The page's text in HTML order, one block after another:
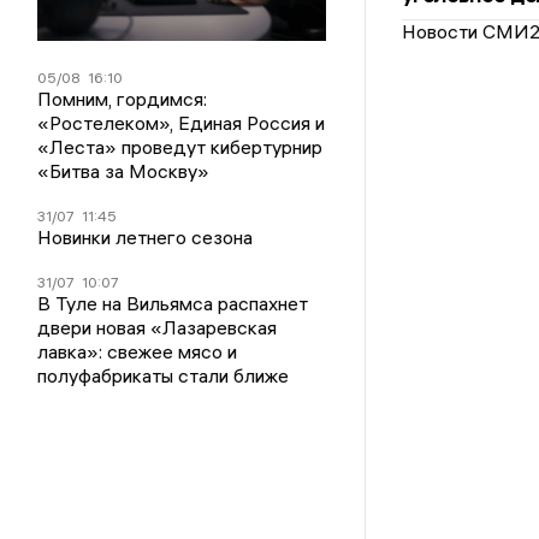
05/08 16:10
Помним, гордимся:
«Ростелеком», Единая Россия и
«Леста» проведут кибертурнир
«Битва за Москву»
31/07 11:45
Новинки летнего сезона
31/07 10:07
В Туле на Вильямса распахнет
двери новая «Лазаревская
лавка»: свежее мясо и
полуфабрикаты стали ближе
Новости